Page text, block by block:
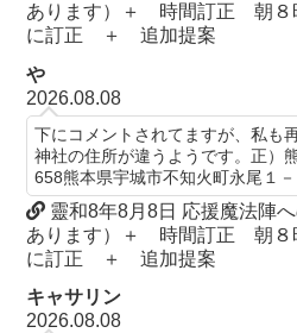
あります）＋ 時間訂正 朝８
に訂正 ＋ 追加提案
や
2026.08.08
下にコメントされてますが、私も
神社の住所が違うようです。正）
658熊本県宇城市不知火町永尾１－
靈和8年8月8日 応援魔法陣
あります）＋ 時間訂正 朝８
に訂正 ＋ 追加提案
キャサリン
2026.08.08